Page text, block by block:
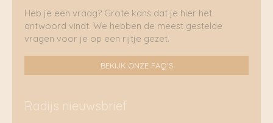
Heb je een vraag? Grote kans dat je hier het
antwoord vindt. We hebben de meest gestelde
vragen voor je op een rijtje gezet.
BEKIJK ONZE FAQ'S
Radijs nieuwsbrief